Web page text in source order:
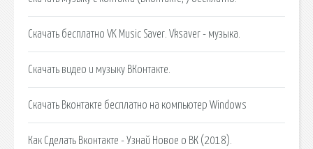
Скачать бесплатно VK Music Saver. Vksaver - музыка.
Скачать видео и музыку ВКонтакте.
Скачать Вконтакте бесплатно на компьютер Windows
Как Сделать Вконтакте - Узнай Новое о ВК (2018).